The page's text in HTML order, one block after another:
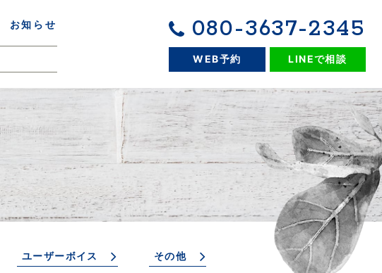
お知らせ 080-3637-2345
WEB予約 LINEで相談
ユーザーボイス その他